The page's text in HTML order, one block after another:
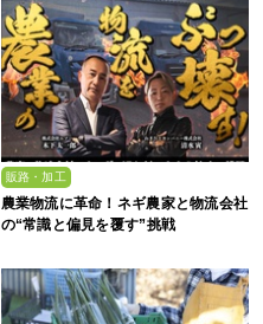
販路・加工
農業物流に革命！ネギ農家と物流会社
の“常識と偏見を覆す”挑戦